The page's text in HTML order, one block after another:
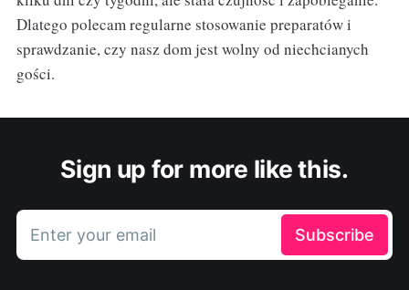
Dlatego polecam regularne stosowanie preparatów i
sprawdzanie, czy nasz dom jest wolny od niechcianych
gości.
Sign up for more like this.
Enter your email Subscribe